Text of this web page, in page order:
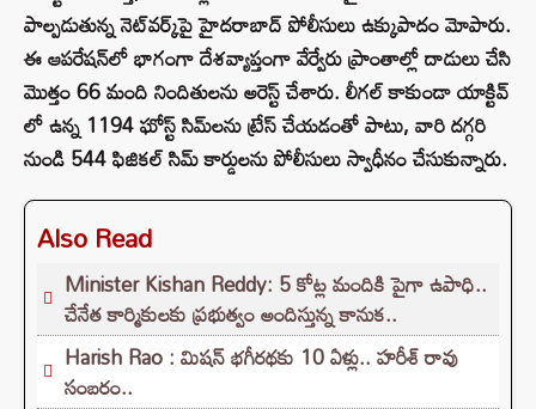
పాల్పడుతున్న నెట్‌వర్క్‌పై హైదరాబాద్ పోలీసులు ఉక్కుపాదం మోపారు.
ఈ ఆపరేషన్‌లో భాగంగా దేశవ్యాప్తంగా వేర్వేరు ప్రాంతాల్లో దాడులు చేసి
మొత్తం 66 మంది నిందితులను అరెస్ట్ చేశారు. లీగల్ కాకుండా యాక్టివ్
లో ఉన్న 1194 ఘోస్ట్ సిమ్‌లను ట్రేస్ చేయడంతో పాటు, వారి దగ్గరి
నుండి 544 ఫిజికల్ సిమ్ కార్డులను పోలీసులు స్వాధీనం చేసుకున్నారు.
Also Read
Minister Kishan Reddy: 5 కోట్ల మందికి పైగా ఉపాధి..
చేనేత కార్మికులకు ప్రభుత్వం అందిస్తున్న కానుక..
Harish Rao : మిషన్ భగీరథకు 10 ఏళ్లు.. హరీశ్ రావు
సంబరం..